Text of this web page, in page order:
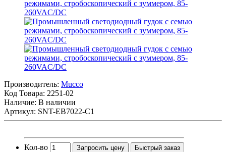
Производитель: Mucco
Код Товара: 2251-02
Наличие: В наличии
Артикул: SNT-EB7022-C1
Кол-во Запросить цену Быстрый заказ